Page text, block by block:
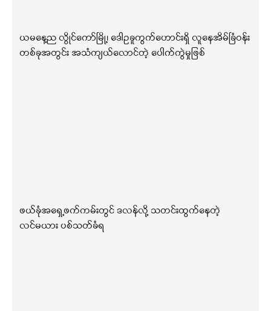
ယမနေ့ည လွိုင်ကော်မြို့၊ ဒေါဥခူကွက်ဟောင်းရှိ လူနေအိမ်ခြံဝန်း
တစ်ခုအတွင်း အသံကျယ်လောင်တဲ့ ပေါက်ကွဲမှုဖြစ်
ဖယ်ခုံအရှေ့ဖက်ကမ်းတွင် ဒလန်လို့ သတင်းထွက်နေတဲ့
လင်မယား ပစ်သတ်ခံရ